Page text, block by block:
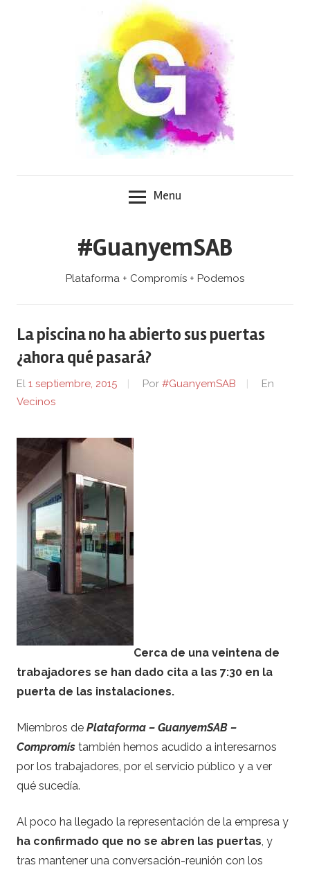
Menu
#GuanyemSAB
Plataforma + Compromís + Podemos
La piscina no ha abierto sus puertas
¿ahora qué pasará?
El 1 septiembre, 2015 Por #GuanyemSAB
En
Vecinos
Cerca de una veintena de
trabajadores se han dado cita a las 7:30 en la
puerta de las instalaciones.
Miembros de Plataforma – GuanyemSAB –
Compromís también hemos acudido a interesarnos
por los trabajadores, por el servicio público y a ver
qué sucedía.
Al poco ha llegado la representación de la empresa y
ha confirmado que no se abren las puertas, y
tras mantener una conversación-reunión con los